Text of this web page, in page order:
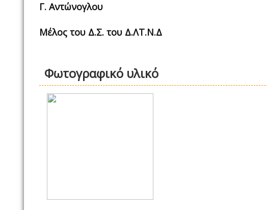
Γ. Αντώνογλου
Μέλος του Δ.Σ. του Δ.ΛΤ.Ν.Δ
Φωτογραφικό υλικό